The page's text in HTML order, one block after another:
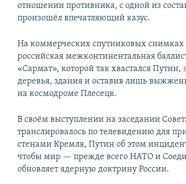
отношении противника, с одной из
произошёл впечатляющий казус.
На коммерческих спутниковых снимках
российская межконтинентальная
«Сармат», которой так хвастался Путин,
деревья, здания и оставив лишь
на космодроме Плесецк.
В своём выступлении на заседании
транслировалось по телевидению для
стенами Кремля, Путин об этом
чтобы мир — прежде всего НАТО и
обновляет ядерную доктрину России.